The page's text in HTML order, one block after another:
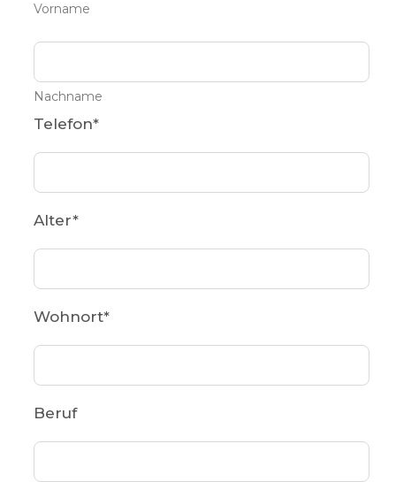
Vorname
Nachname
Telefon*
Alter*
Wohnort*
Beruf